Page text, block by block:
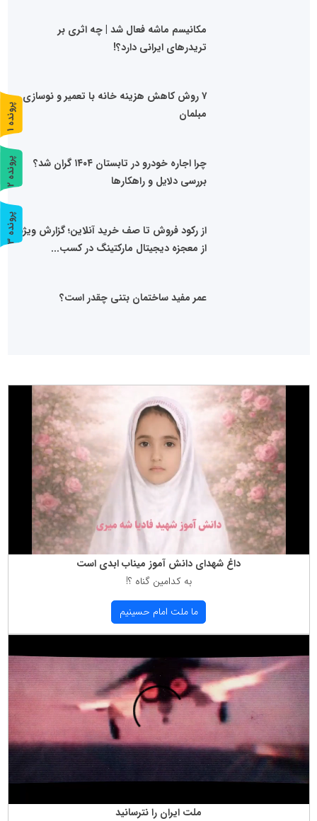
مکانیسم ماشه فعال شد | چه اثری بر
تریدرهای ایرانی دارد؟!
۷ روش کاهش هزینه خانه با تعمیر و نوسازی
مبلمان
چرا اجاره خودرو در تابستان ۱۴۰۴ گران شد؟
بررسی دلایل و راهکارها
از رکود فروش تا صف خرید آنلاین؛ گزارش ویژه
از معجزه دیجیتال مارکتینگ در کسب...
عمر مفید ساختمان بتنی چقدر است؟
داغ شهدای دانش آموز میناب ابدی است
به كدامین گناه ؟!
ما ملت امام حسینیم
ملت ایران را نترسانید
پ
ر
و
ن
د
ه
1
پ
ر
و
ن
د
ه
2
پ
ر
و
ن
د
ه
3